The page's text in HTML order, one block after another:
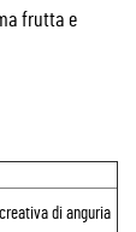
frutta e
di anguria